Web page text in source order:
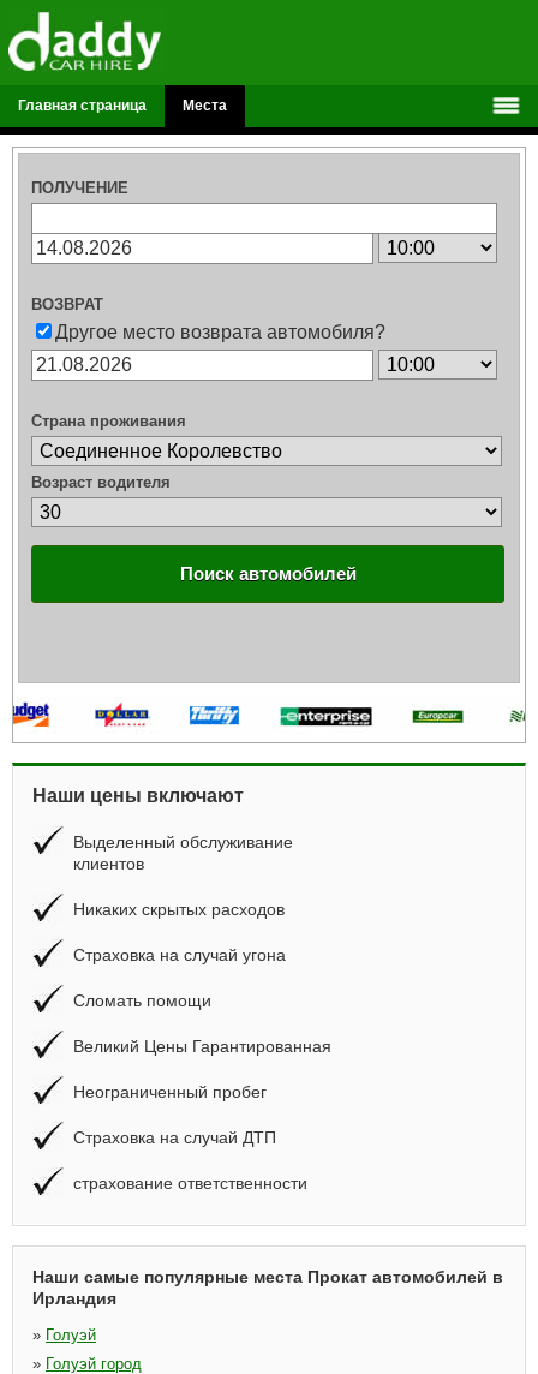
Главная страница Места
ПОЛУЧЕНИЕ
ВОЗВРАТ
Другое место возврата автомобиля?
Страна проживания
Возраст водителя
Поиск автомобилей
Наши цены включают
Выделенный обслуживание
клиентов
Никаких скрытых расходов
Страховка на случай угона
Сломать помощи
Великий Цены Гарантированная
Неограниченный пробег
Страховка на случай ДТП
страхование ответственности
Наши самые популярные места Прокат автомобилей в
Ирландия
» Голуэй
» Голуэй город